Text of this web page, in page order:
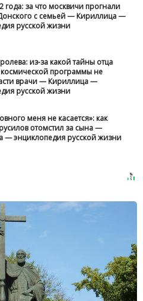
года: за что москвичи прогнали
с семьей — Кириллица —
русской жизни
из-за какой тайны отца
космической программы не
врачи — Кириллица —
русской жизни
меня не касается»: как
отомстил за сына —
— энциклопедия русской жизни